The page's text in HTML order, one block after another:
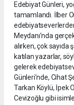
Edebiyat Günleri,
tamamlandı. İlber
Meydanı’nda
alırken, çok sayıda
katılan yazarlar,
gelerek
Günleri’nde, Cihat
Tarkan Köylü, İpek
Cevizoğlu gibi